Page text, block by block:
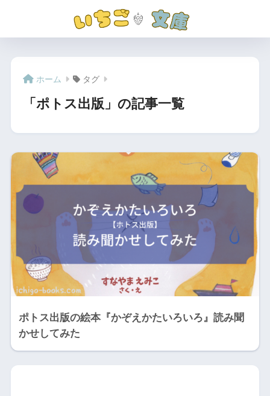
ホーム タグ
「ポトス出版」の記事一覧
ポトス出版の絵本『かぞえかたいろいろ』読み聞
かせしてみた